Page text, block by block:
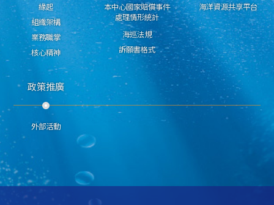
緣起
組織架構
業務職掌
核心精神
本中心國家賠償事件
處理情形統計
海巡法規
訴願書格式
海洋資源共享平台
政策推廣
外部活動